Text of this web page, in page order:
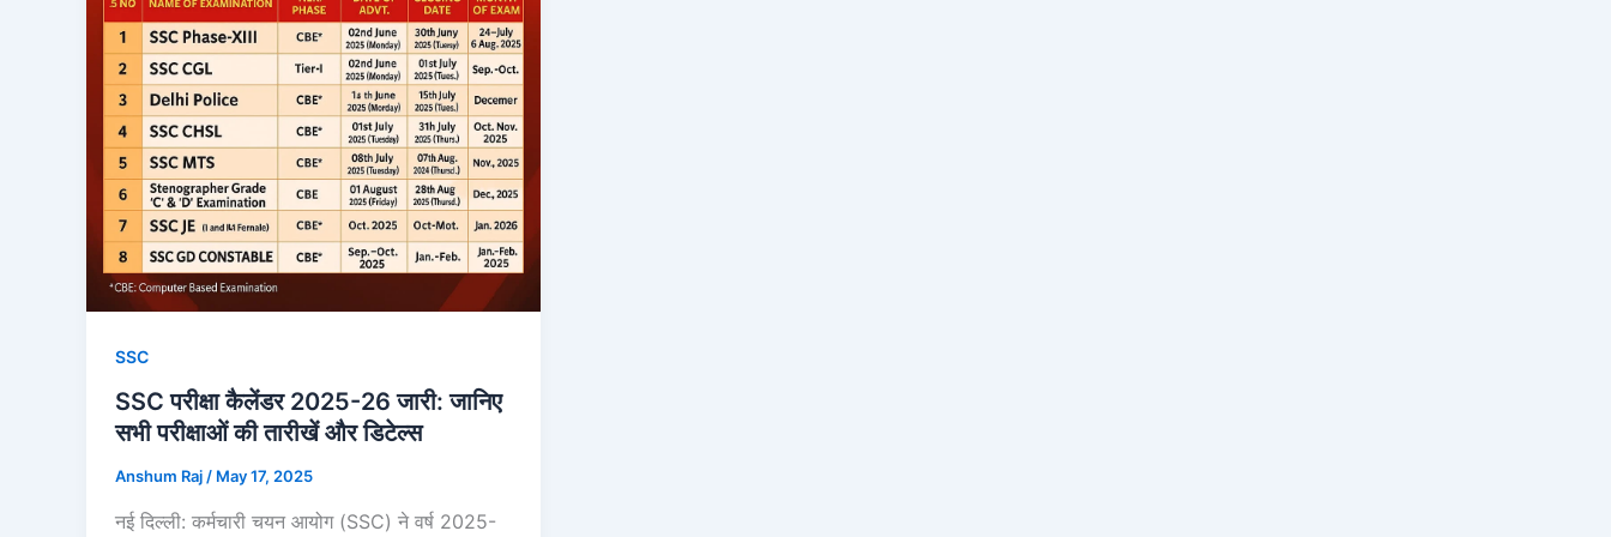
SSC
SSC परीक्षा कैलेंडर 2025-26 जारी: जानिए
सभी परीक्षाओं की तारीखें और डिटेल्स
Anshum Raj/ May 17, 2025
नई दिल्ली: कर्मचारी चयन आयोग (SSC) ने वर्ष 2025-